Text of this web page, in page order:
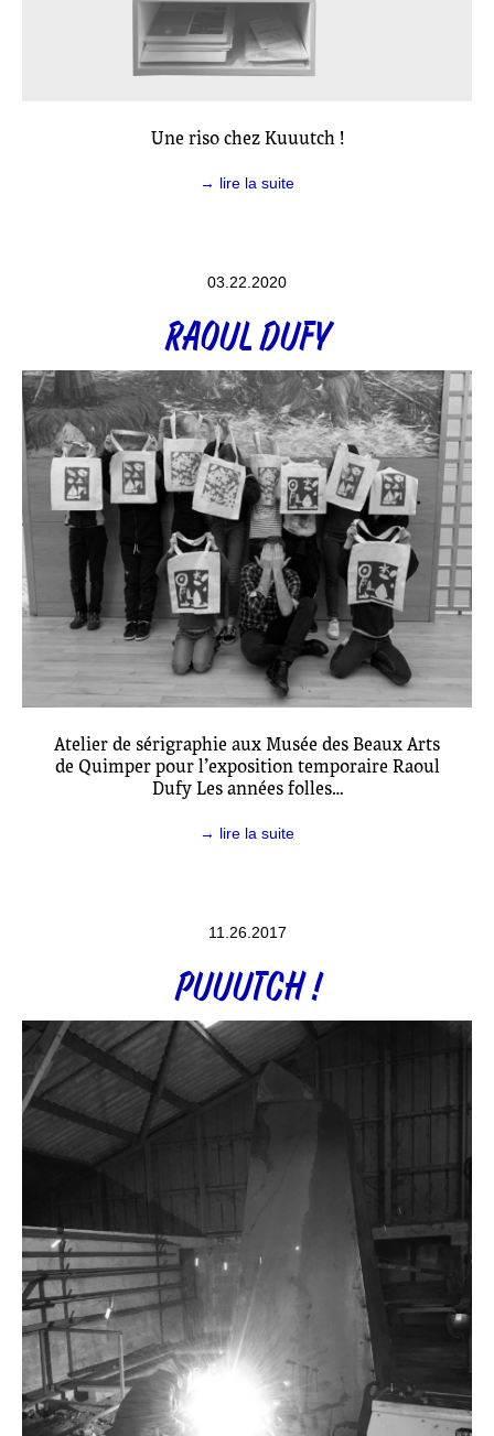
Une riso chez Kuuutch !
→ lire la suite
03.22.2020
RAOUL DUFY
Atelier de sérigraphie aux Musée des Beaux Arts
de Quimper pour l’exposition temporaire Raoul
Dufy Les années folles…
→ lire la suite
11.26.2017
PUUUTCH !